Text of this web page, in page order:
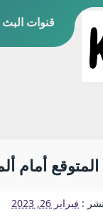
قنوات البث
أمام
: فبراير 26, 2023